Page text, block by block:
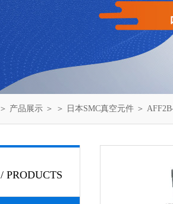
＞ 产品展示 ＞ ＞ 日本SMC真空元件 ＞
/ PRODUCTS